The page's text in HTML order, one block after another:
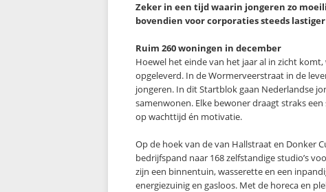
Zeker in een tijd waarin jongeren zo
bovendien voor corporaties steeds
Ruim 260 woningen in december
Hoewel het einde van het jaar al in zicht
opgeleverd. In de Wormerveerstraat in de
jongeren. In dit Startblok gaan Nederlandse
samenwonen. Elke bewoner draagt straks
op wachttijd én motivatie.
Op de hoek van de van Hallstraat en Donker
bedrijfspand naar 168 zelfstandige studio’s
zijn een binnentuin, wasserette en een
energiezuinig en gasloos. Met de horeca en